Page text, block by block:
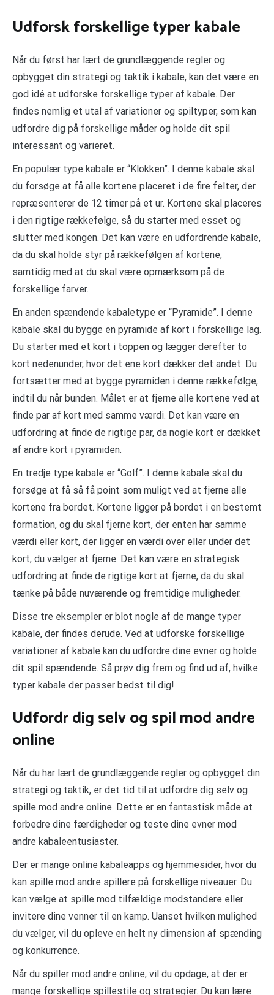
Udforsk forskellige typer kabale
Når du først har lært de grundlæggende regler og
opbygget din strategi og taktik i kabale, kan det være en
god idé at udforske forskellige typer af kabale. Der
findes nemlig et utal af variationer og spiltyper, som kan
udfordre dig på forskellige måder og holde dit spil
interessant og varieret.
En populær type kabale er “Klokken”. I denne kabale skal
du forsøge at få alle kortene placeret i de fire felter, der
repræsenterer de 12 timer på et ur. Kortene skal placeres
i den rigtige rækkefølge, så du starter med esset og
slutter med kongen. Det kan være en udfordrende kabale,
da du skal holde styr på rækkefølgen af kortene,
samtidig med at du skal være opmærksom på de
forskellige farver.
En anden spændende kabaletype er “Pyramide”. I denne
kabale skal du bygge en pyramide af kort i forskellige lag.
Du starter med et kort i toppen og lægger derefter to
kort nedenunder, hvor det ene kort dækker det andet. Du
fortsætter med at bygge pyramiden i denne rækkefølge,
indtil du når bunden. Målet er at fjerne alle kortene ved at
finde par af kort med samme værdi. Det kan være en
udfordring at finde de rigtige par, da nogle kort er dækket
af andre kort i pyramiden.
En tredje type kabale er “Golf”. I denne kabale skal du
forsøge at få så få point som muligt ved at fjerne alle
kortene fra bordet. Kortene ligger på bordet i en bestemt
formation, og du skal fjerne kort, der enten har samme
værdi eller kort, der ligger en værdi over eller under det
kort, du vælger at fjerne. Det kan være en strategisk
udfordring at finde de rigtige kort at fjerne, da du skal
tænke på både nuværende og fremtidige muligheder.
Disse tre eksempler er blot nogle af de mange typer
kabale, der findes derude. Ved at udforske forskellige
variationer af kabale kan du udfordre dine evner og holde
dit spil spændende. Så prøv dig frem og find ud af, hvilke
typer kabale der passer bedst til dig!
Udfordr dig selv og spil mod andre
online
Når du har lært de grundlæggende regler og opbygget din
strategi og taktik, er det tid til at udfordre dig selv og
spille mod andre online. Dette er en fantastisk måde at
forbedre dine færdigheder og teste dine evner mod
andre kabaleentusiaster.
Der er mange online kabaleapps og hjemmesider, hvor du
kan spille mod andre spillere på forskellige niveauer. Du
kan vælge at spille mod tilfældige modstandere eller
invitere dine venner til en kamp. Uanset hvilken mulighed
du vælger, vil du opleve en helt ny dimension af spænding
og konkurrence.
Når du spiller mod andre online, vil du opdage, at der er
mange forskellige spillestile og strategier. Du kan lære